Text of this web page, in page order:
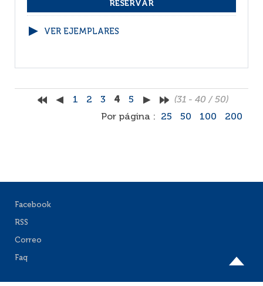
VER EJEMPLARES
1 2 3 4 5
(31 - 40 / 50)
Por página :
25 50 100 200
Facebook
RSS
Correo
Faq